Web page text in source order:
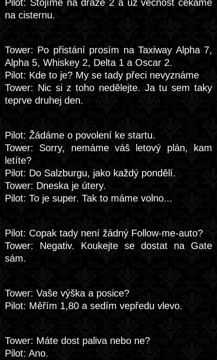
Pilot: Stojíme na dráze 2 a už věčnost čekáme
na cisternu.
Tower: Po přistání prosím na Taxiway Alpha 7,
Alpha 5, Whiskey 2, Delta 1 a Oscar 2.
Pilot: Kde to je? My se tady přeci nevyznáme
Tower: Nic si z toho nedělejte. Ja tu sem taky
teprve druhej den.
Pilot: Žádáme o povolení ke startu.
Tower: Sorry, nemáme váš letový plán, kam
letíte?
Pilot: Do Salzburgu, jako každý pondělí.
Tower: Dneska je útery.
Pilot: To je super. Tak to máme volno...
Pilot: Copak tady není žádný Follow-me-auto?
Tower: Negativ. Koukejte se dostat na Gate
sám.
Tower: Vaše výška a posice?
Pilot: Měřím 1,80 a sedím vepředu vlevo.
Tower: Máte dost paliva nebo ne?
Pilot: Ano.